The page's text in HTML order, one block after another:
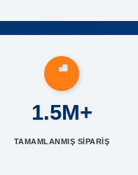
1.5M+
TAMAMLANMIŞ SİPARİŞ